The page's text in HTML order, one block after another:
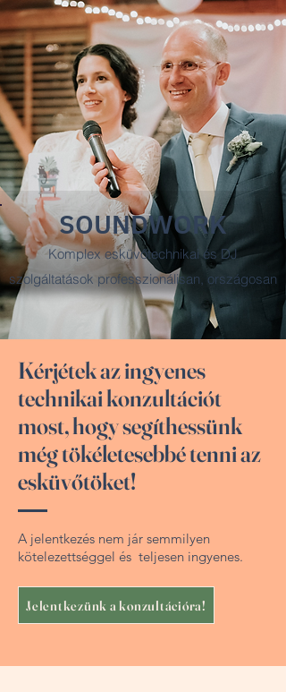
SOUNDWORK
Komplex esküvőtechnikai és DJ
szolgáltatások professzionálisan, országosan
Kérjétek az ingyenes
technikai konzultációt
most, hogy segíthessünk
még tökéletesebbé tenni az
esküvőtöket!
A jelentkezés nem jár semmilyen
kötelezettséggel és teljesen ingyenes.
Jelentkezünk a konzultációra!